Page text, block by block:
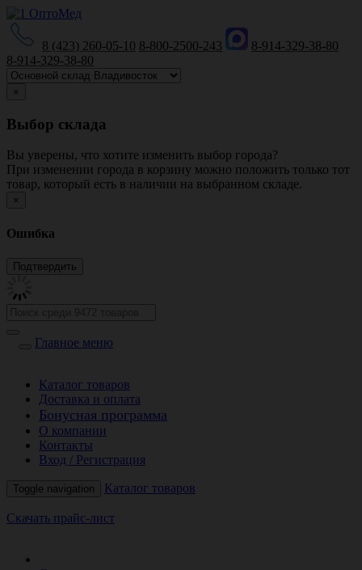
8 (423) 260-05-10 8-800-2500-243
8-914-329-38-80
8-914-329-38-80
×
Выбор склада
Вы уверены, что хотите изменить выбор города?
При изменении города в корзину можно положить только тот
товар, который есть в наличии на выбранном складе.
×
Ошибка
Главное меню
Каталог товаров
Доставка и оплата
Бонусная программа
О компании
Контакты
Вход / Регистрация
Toggle navigation Каталог товаров
Скачать прайс-лист